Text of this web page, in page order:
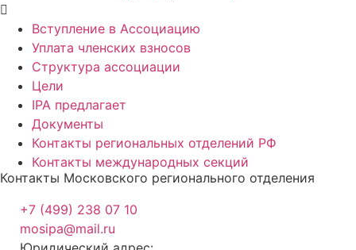
Вступление в Ассоциацию
Уплата членских взносов
Структура ассоциации
Цели
IPA предлагает
Документы
Контакты региональных отделений РФ
Контакты международных секций
Контакты Московского регионального отделения
+7 (499) 238 07 10
mosipa@mail.ru